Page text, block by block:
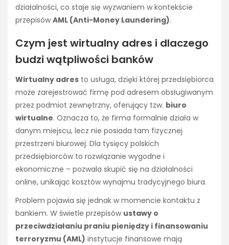
działalności, co staje się wyzwaniem w kontekście
przepisów AML (Anti-Money Laundering).
Czym jest wirtualny adres i dlaczego
budzi wątpliwości banków
Wirtualny adres to usługa, dzięki której przedsiębiorca
może zarejestrować firmę pod adresem obsługiwanym
przez podmiot zewnętrzny, oferujący tzw. biuro
wirtualne. Oznacza to, że firma formalnie działa w
danym miejscu, lecz nie posiada tam fizycznej
przestrzeni biurowej. Dla tysięcy polskich
przedsiębiorców to rozwiązanie wygodne i
ekonomiczne – pozwala skupić się na działalności
online, unikając kosztów wynajmu tradycyjnego biura.
Problem pojawia się jednak w momencie kontaktu z
bankiem. W świetle przepisów ustawy o
przeciwdziałaniu praniu pieniędzy i finansowaniu
terroryzmu (AML) instytucje finansowe mają